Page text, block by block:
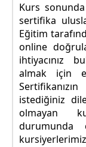
Kurs
sertifika
Eğitim
online
ihtiyacınız
almak için
istediğiniz
olmayan
durumunda